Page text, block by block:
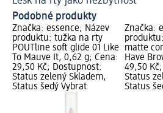
Podobné produkty
Značka: essence; Název
produktu: tužka na rty
POUTline soft glide 01 Like
To Mauve It, 0,62 g; Cena:
29,50 Kč; Dostupnost:
Status zelený Skladem,
Status šedý Vybrat
Značka:
matte
Have
49,50
Status
Status